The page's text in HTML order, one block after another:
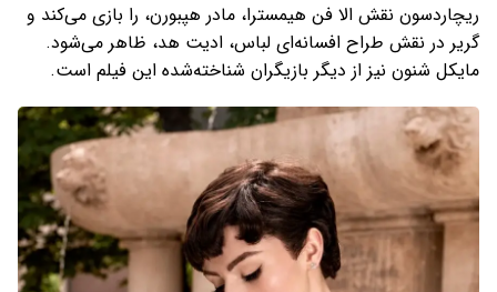
ریچاردسون نقش الا فن هیمسترا، مادر هپبورن، را بازی می‌کند و
گریر در نقش طراح افسانه‌ای لباس، ادیت هد، ظاهر می‌شود.
مایکل شنون نیز از دیگر بازیگران شناخته‌شده این فیلم است.